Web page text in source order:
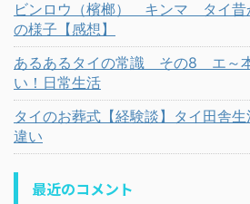
ビンロウ（檳榔） キンマ タイ
の様子【感想】
あるあるタイの常識 その8 エ～
い！日常生活
タイのお葬式【経験談】タイ田舎
違い
最近のコメント